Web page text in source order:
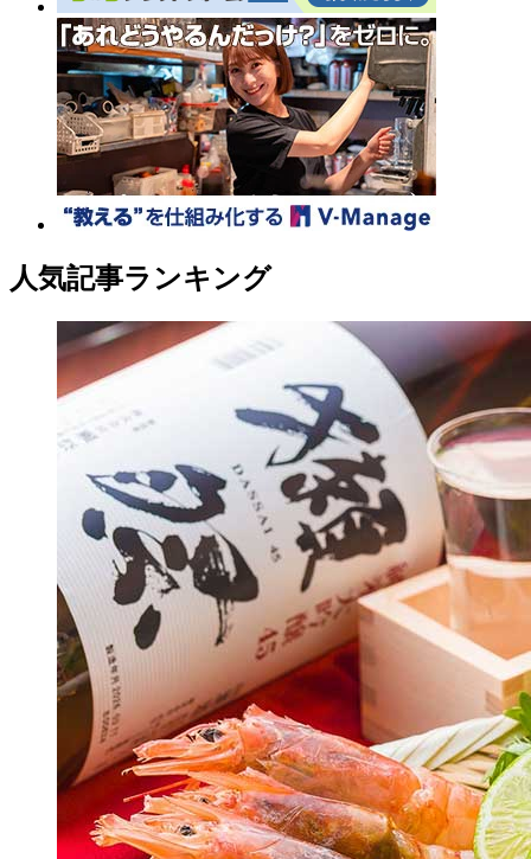
人気記事ランキング